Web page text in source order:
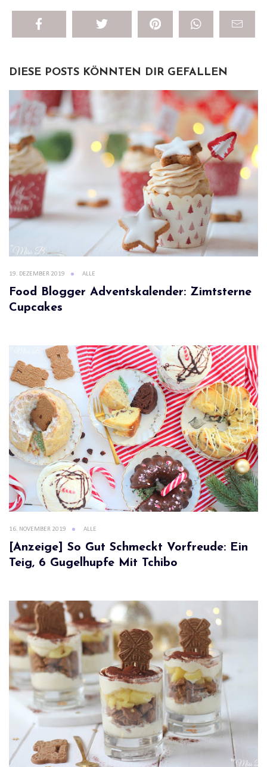
DIESE POSTS KÖNNTEN DIR GEFALLEN
19. DEZEMBER 2019 ALLE
Food Blogger Adventskalender: Zimtsterne
Cupcakes
16. NOVEMBER 2019 ALLE
[Anzeige] So Gut Schmeckt Vorfreude: Ein
Teig, 6 Gugelhupfe Mit Tchibo